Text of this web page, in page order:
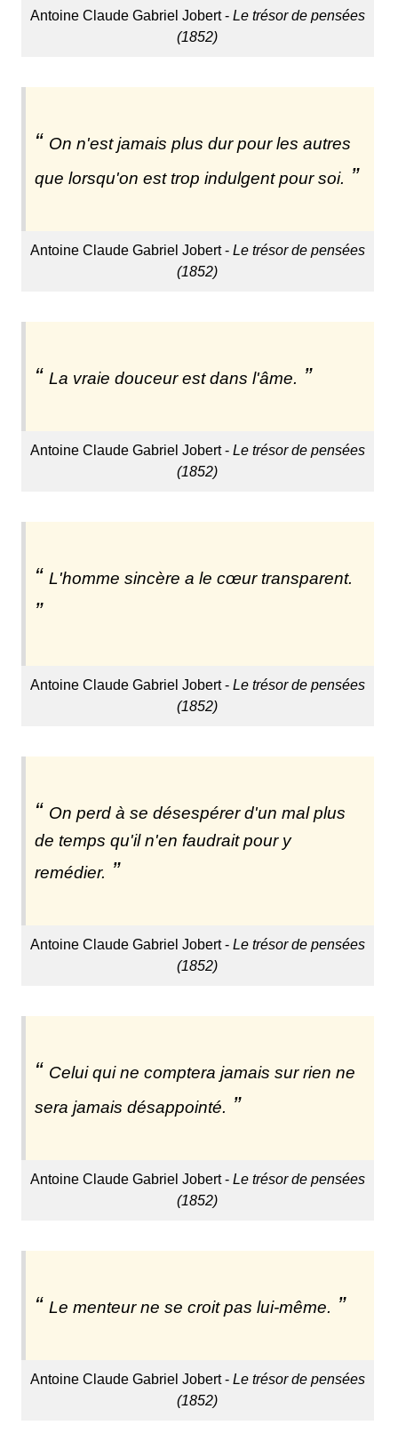
Antoine Claude Gabriel Jobert - Le trésor de pensées
(1852)
On n'est jamais plus dur pour les autres
que lorsqu'on est trop indulgent pour soi.
Antoine Claude Gabriel Jobert - Le trésor de pensées
(1852)
La vraie douceur est dans l'âme.
Antoine Claude Gabriel Jobert - Le trésor de pensées
(1852)
L'homme sincère a le cœur transparent.
Antoine Claude Gabriel Jobert - Le trésor de pensées
(1852)
On perd à se désespérer d'un mal plus
de temps qu'il n'en faudrait pour y
remédier.
Antoine Claude Gabriel Jobert - Le trésor de pensées
(1852)
Celui qui ne comptera jamais sur rien ne
sera jamais désappointé.
Antoine Claude Gabriel Jobert - Le trésor de pensées
(1852)
Le menteur ne se croit pas lui-même.
Antoine Claude Gabriel Jobert - Le trésor de pensées
(1852)